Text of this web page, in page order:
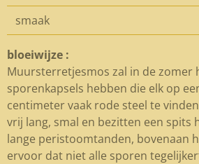
smaak
bloeiwijze :
Muursterretjesmos zal in de zomer
sporenkapsels hebben die elk op
centimeter vaak rode steel te
vrij lang, smal en bezitten een spits
lange peristoomtanden, bovenaan
ervoor dat niet alle sporen